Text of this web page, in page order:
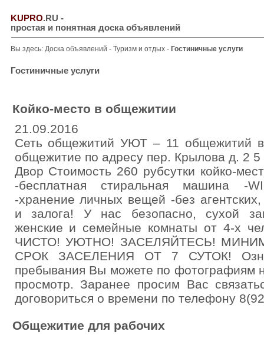
KUPRO.RU -
простая и понятная доска объявлений
Вы здесь: Доска объявлений - Туризм и отдых - Гостиничные услуги
Гостиничные услуги
Койко-место в общежитии
21.09.2016
Сеть общежитий УЮТ – 11 общежитий
общежитие по адресу пер. Крылова д. 2
Двор Стоимость 260 рубсутки койко-
-бесплатная стиральная машина -
-хранение личных вещей -без
и залога! У нас безопасно, сухой
женские и семейные комнаты от 4-х
ЧИСТО! УЮТНО! ЗАСЕЛЯЙТЕСЬ!
СРОК ЗАСЕЛЕНИЯ ОТ 7 СУТОК!
пребывания Вы можете по фотографиям
просмотр. Заранее просим Вас
договориться о времени по телефону
Общежитие для рабочих